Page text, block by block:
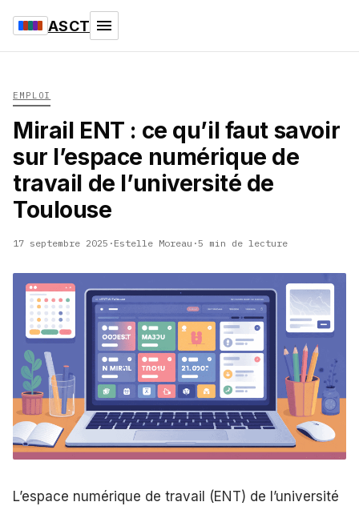
ASCT
EMPLOI
Mirail ENT : ce qu’il faut savoir
sur l’espace numérique de
travail de l’université de
Toulouse
17 septembre 2025 · Estelle Moreau ·5 min de lecture
L’espace numérique de travail (ENT) de l’université